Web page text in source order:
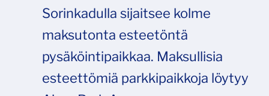
Sorinkadulla sijaitsee kolme
maksutonta esteetöntä
pysäköintipaikkaa. Maksullisia
esteettömiä parkkipaikkoja löytyy